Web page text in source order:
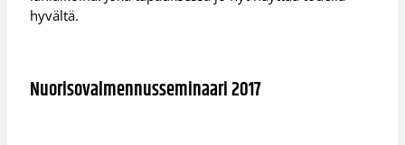
hyvältä.
Nuorisovalmennusseminaari 2017